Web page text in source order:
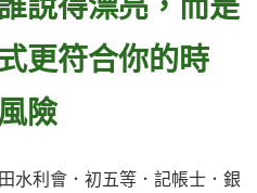
更符合你的時
險
水利會．初五等．記帳士．銀